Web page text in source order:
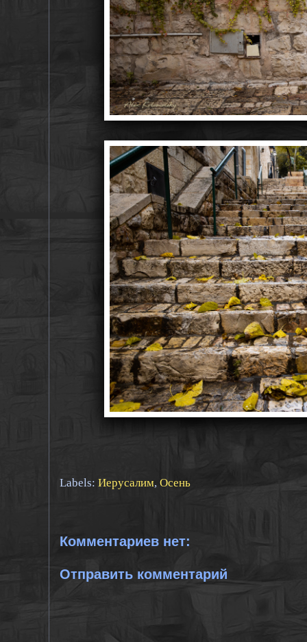
Labels: Иерусалим, Осень
Комментариев нет:
Отправить комментарий